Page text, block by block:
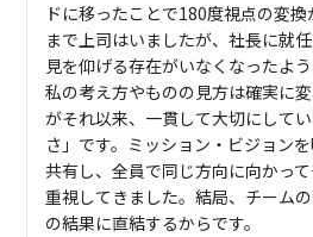
ドに移ったことで180度視点の変
まで上司はいましたが、社長に就
見を仰げる存在がいなくなったよ
私の考え方やものの見方は確実に
がそれ以来、一貫して大切にして
さ」です。ミッション・ビジョン
共有し、全員で同じ方向に向かっ
重視してきました。結局、チーム
の結果に直結するからです。